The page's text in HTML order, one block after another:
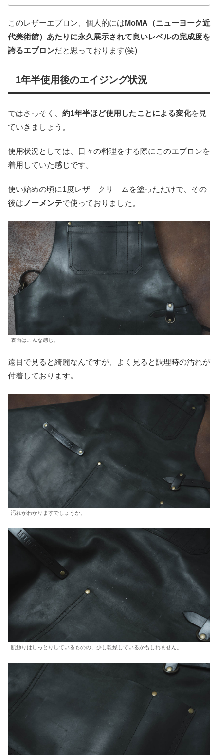
このレザーエプロン、個人的には MoMA（ニューヨーク近
代美術館）あたりに永久展示されて良いレベルの完成度を
誇るエプロンだと思っております(笑)
1年半使用後のエイジング状況
ではさっそく、 約1年半ほど使用したことによる変化を見
ていきましょう。
使用状況としては、日々の料理をする際にこのエプロンを
着用していた感じです。
使い始めの頃に1度レザークリームを塗っただけで、その
後は ノーメンテで使っておりました。
表面はこんな感じ。
遠目で見ると綺麗なんですが、よく見ると調理時の汚れが
付着しております。
汚れがわかりますでしょうか。
肌触りはしっとりしているものの、少し乾燥しているかもしれません。